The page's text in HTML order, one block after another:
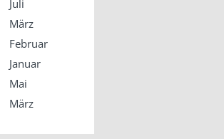
Juli
März
Februar
Januar
Mai
März